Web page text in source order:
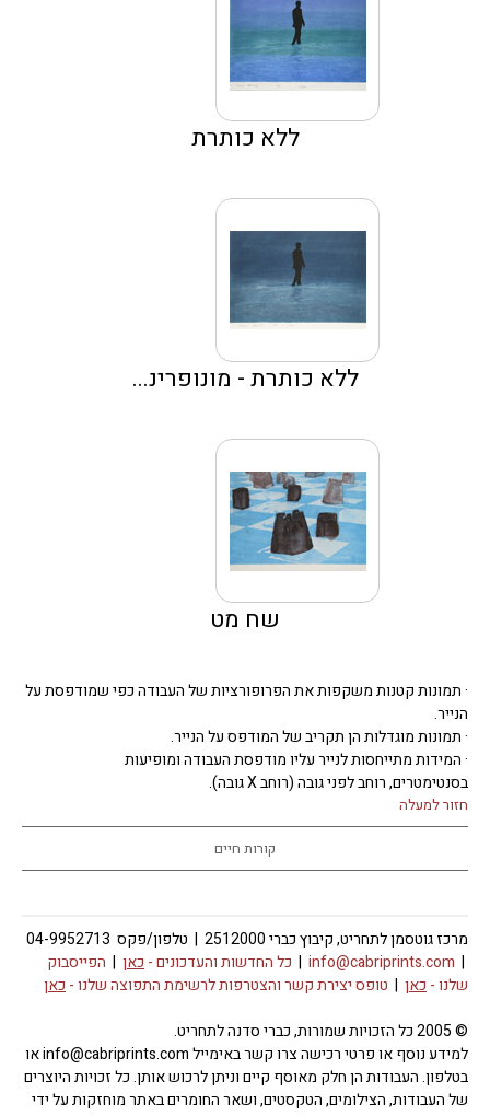
ללא כותרת
ללא כותרת - מונופרינ...
שח מט
· תמונות קטנות משקפות את הפרופורציות של העבודה כפי שמודפסת על
הנייר.
· תמונות מוגדלות הן תקריב של המודפס על הנייר.
· המידות מתייחסות לנייר עליו מודפסת העבודה ומופיעות
בסנטימטרים, רוחב לפני גובה (רוחב X גובה).
חזור למעלה
קורות חיים
מרכז גוטסמן לתחריט, קיבוץ כברי 2512000 | טלפון/פקס 04-9952713
|
info@cabriprints.com
| כל החדשות והעדכונים -כאן | הפייסבוק
שלנו -כאן | טופס יצירת קשר והצטרפות לרשימת התפוצה שלנו -כאן
© 2005 כל הזכויות שמורות, כברי סדנה לתחריט.
למידע נוסף או פרטי רכישה צרו קשר באימייל info@cabriprints.com או
בטלפון. העבודות הן חלק מאוסף קיים וניתן לרכוש אותן. כל זכויות היוצרים
של העבודות, הצילומים, הטקסטים, ושאר החומרים באתר מוחזקות על ידי